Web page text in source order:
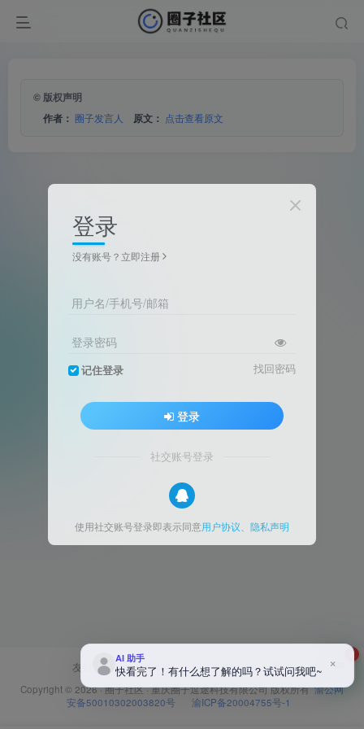
© 版权声明
作者： 圈子发言人 原文： 点击查看原文
友链申请 免责声明 广告合作 关于我们
Copyright © 2026 ·圈子社区·重庆圈子逗途科技有限公司版权所有渝公网
安备50010302003820号
渝ICP备20004755号-1
1
登录
没有账号？立即注册
用户名/手机号/邮箱
登录密码
记住登录 找回密码
登录
社交账号登录
使用社交账号登录即表示同意用户协议 隐私声明
AI 助手
快看完了！有什么想了解的吗？试试问我吧~ ×